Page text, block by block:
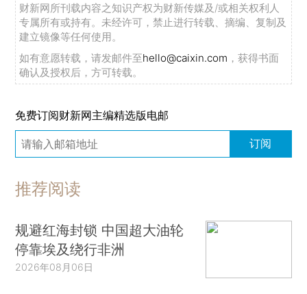
财新网所刊载内容之知识产权为财新传媒及/或相关权利人
专属所有或持有。未经许可，禁止进行转载、摘编、复制及
建立镜像等任何使用。
如有意愿转载，请发邮件至hello@caixin.com ，获得书面
确认及授权后，方可转载。
免费订阅财新网主编精选版电邮
订阅
推荐阅读
规避红海封锁 中国超大油轮
停靠埃及绕行非洲
2026年08月06日